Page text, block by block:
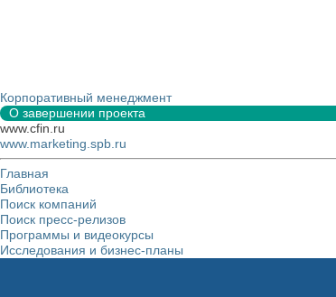
Корпоративный менеджмент
О завершении проекта
www.cfin.ru
www.marketing.spb.ru
Главная
Библиотека
Поиск компаний
Поиск пресс-релизов
Программы и видеокурсы
Исследования и бизнес-планы